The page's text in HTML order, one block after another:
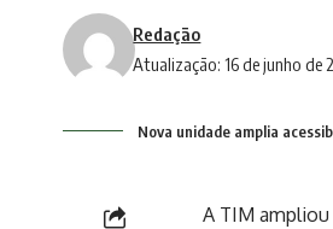
Atualização: 16 de junho de
Redação
Nova unidade amplia
A TIM ampliou